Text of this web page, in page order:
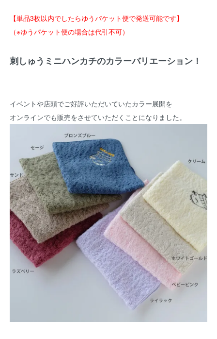
【単品3枚以内でしたらゆうパケット便で発送可能です】
（※ゆうパケット便の場合は代引不可）
刺しゅうミニハンカチのカラーバリエーション！
イベントや店頭でご好評いただいていたカラー展開を
オンラインでも販売をさせていただくことになりました。